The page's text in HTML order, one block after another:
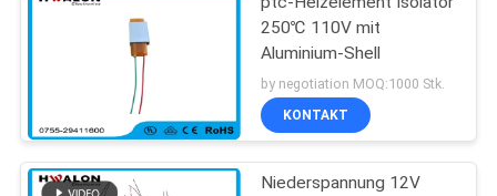
250℃ 110V mit
Aluminium-Shell
by negotiation MOQ:1000 Stk.
KONTAKT
Niederspannung 12V